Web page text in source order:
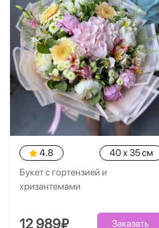
4.8
40 x 35 см
Букет с гортензией и
хризантемами
12 989₽ Заказать